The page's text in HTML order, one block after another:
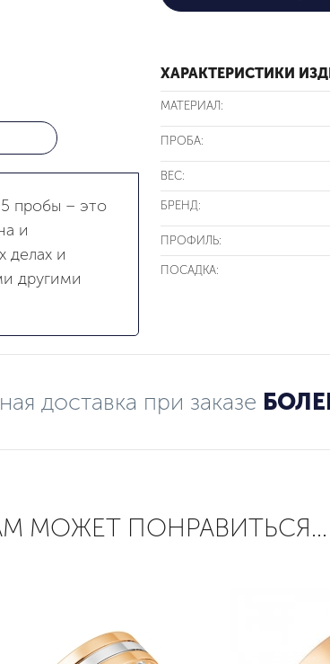
пробы – это
и
делах и
другими
ХАРАКТЕРИСТИКИ
МАТЕРИАЛ:
ПРОБА:
ВЕС:
БРЕНД:
ПРОФИЛЬ:
ПОСАДКА:
доставка при заказе
МОЖЕТ ПОНРАВИТЬСЯ...